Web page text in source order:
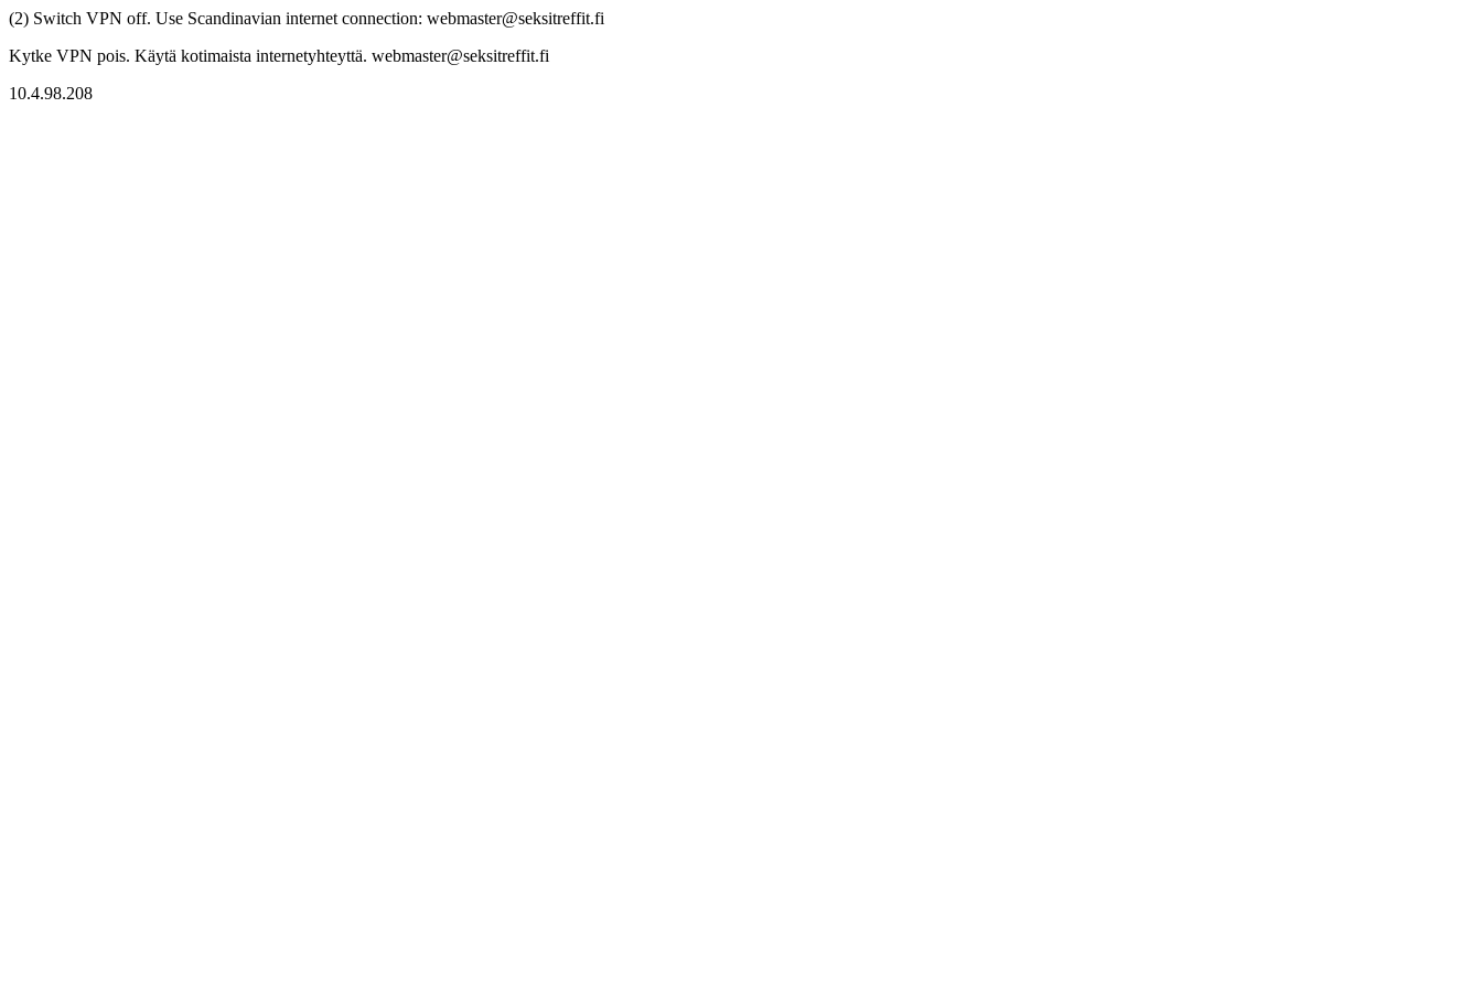
(2) Switch VPN off. Use Scandinavian internet connection: webmaster@seksitreffit.fi
Kytke VPN pois. Käytä kotimaista internetyhteyttä. webmaster@seksitreffit.fi
10.4.98.208